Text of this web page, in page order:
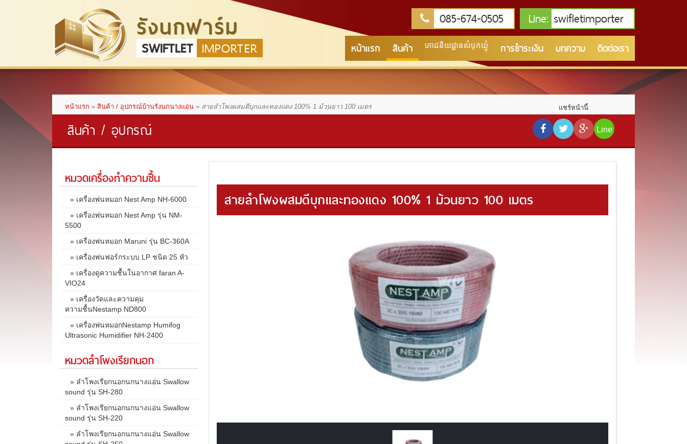
085-674-0505 Line: swifletimporter
รังนกฟาร์ม
SWIFTLET IMPORTER หน้าแรก สินค้า ភោជនីយដ្ឋានសំបុកឃ្មុំ การชำระเงิน บทความ ติดต่อเรา
หน้าแรก » สินค้า / อุปกรณ์บ้านรังนกนางแอ่น » สายลำโพงผสมดีบุกและทองแดง 100% 1 ม้วนยาว 100 เมตร
สินค้า / อุปกรณ์
แชร์หน้านี้
Line
สายลำโพงผสมดีบุกและทองแดง 100% 1 ม้วนยาว 100 เมตร
หมวดเครื่องทำความชื้น
» เครื่องพ่นหมอก Nest Amp NH-6000
» เครื่องพ่นหมอก Nest Amp รุ่น NM-
5500
» เครื่องพ่นหมอก Maruni รุ่น BC-360A
» เครื่องพ่นฟอร์กระบบ LP ชนิด 25 หัว
» เครื่องดูความชื้นในอากาศ faran A-
VIO24
» เครื่องวัดและความคุม
ความชื้นNestamp ND800
» เครื่องพ่นหมอกNestamp Humifog
Ultrasonic Humidifier NH-2400
หมวดลำโพงเรียกนอก
» ลำโพงเรียกนอกนกนางแอ่น Swallow
sound รุ่น SH-280
» ลำโพงเรียกนอกนกนางแอ่น Swallow
sound รุ่น SH-220
» ลำโพงเรียกนอกนกนางแอ่น Swallow